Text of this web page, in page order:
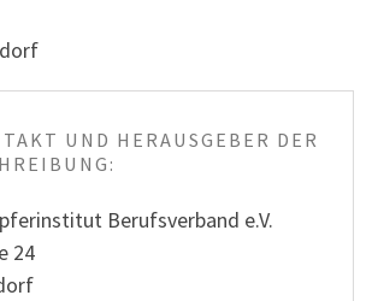
UND HERAUSGEBER DER
Berufsverband e.V.
24